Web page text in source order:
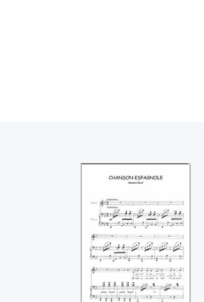
Chanson
espagnole
((Maurice Ravel))